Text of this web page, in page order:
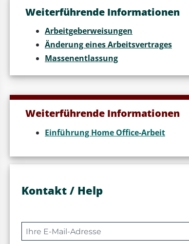
Weiterführende Informationen
Arbeitgeberweisungen
Änderung eines Arbeitsvertrages
Massenentlassung
Weiterführende Informationen
Einführung Home Office-Arbeit
Kontakt / Help